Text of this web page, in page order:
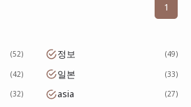
1
52 정보 49
42 일본 33
32 asia 27